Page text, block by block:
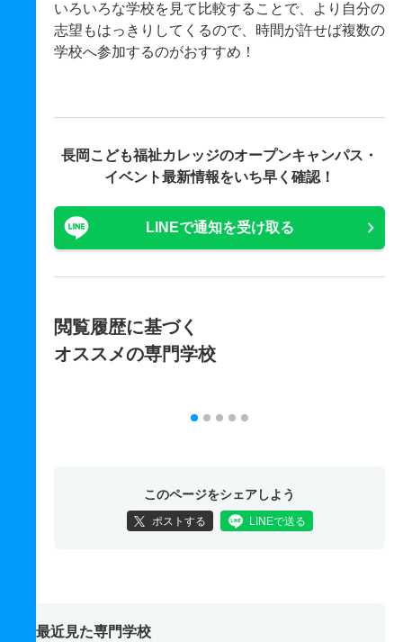
いろいろな学校を見て比較することで、より自分の
志望もはっきりしてくるので、時間が許せば複数の
学校へ参加するのがおすすめ！
長岡こども福祉カレッジのオープンキャンパス・
イベント最新情報をいち早く確認！
LINEで通知を受け取る
閲覧履歴に基づく
オススメの専門学校
このページをシェアしよう
ポストする LINEで送る
最近見た専門学校